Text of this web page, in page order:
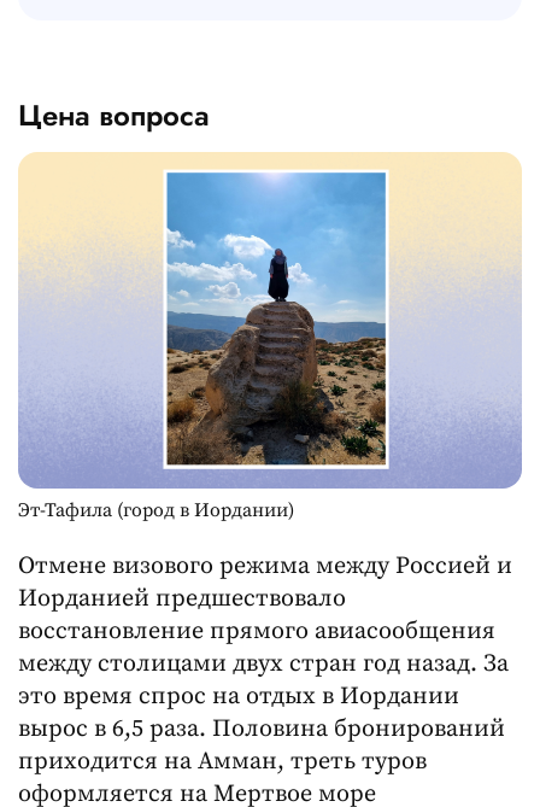
Цена вопроса
Эт-Тафила (город в Иордании)
Отмене визового режима между Россией и
Иорданией предшествовало
восстановление прямого авиасообщения
между столицами двух стран год назад. За
это время спрос на отдых в Иордании
вырос в 6,5 раза. Половина бронирований
приходится на Амман, треть туров
оформляется на Мертвое море